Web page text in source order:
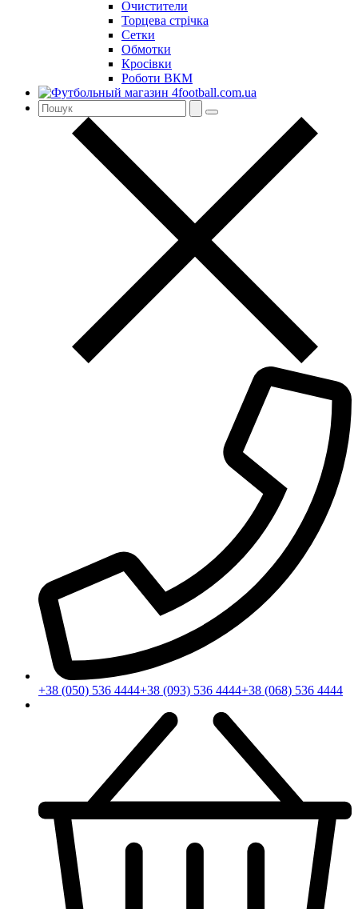
Очистители
Торцева стрічка
Сетки
Обмотки
Кросівки
Роботи ВКМ
+38 (050) 536 4444+38 (093) 536 4444+38 (068) 536 4444